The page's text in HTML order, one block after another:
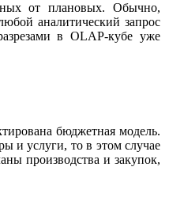
от плановых. Обычно,
аналитический запрос
в OLAP-кубе уже
бюджетная модель.
и услуги, то в этом случае
производства и закупок,